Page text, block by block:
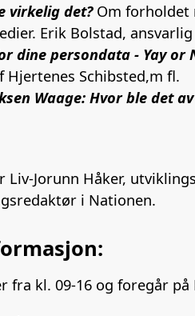
virkelig det?Om forholdet
Erik Bolstad,
dine persondata - Yay or
Schibsted,m fl.
Waage: Hvor ble det
Liv-Jorunn Håker,
i Nationen.
fra kl. 09-16 og foregår